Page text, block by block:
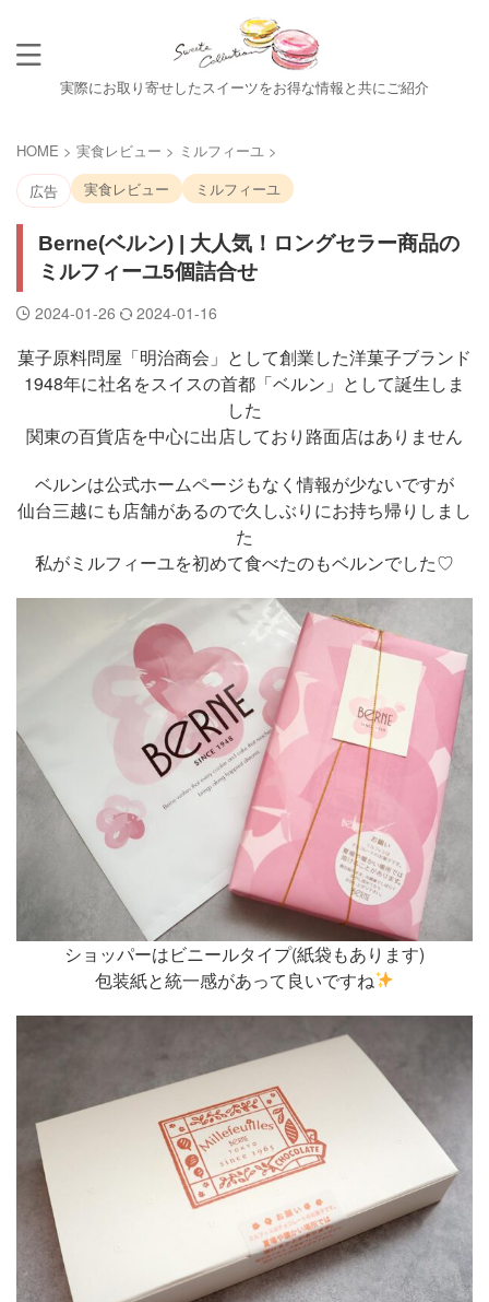
実際にお取り寄せしたスイーツをお得な情報と共にご紹介
HOME > 実食レビュー > ミルフィーユ >
広告
実食レビュー ミルフィーユ
Berne(ベルン) | 大人気！ロングセラー商品の
ミルフィーユ5個詰合せ
2024-01-26 2024-01-16
菓子原料問屋「明治商会」として創業した洋菓子ブランド
1948年に社名をスイスの首都「ベルン」として誕生しま
した
関東の百貨店を中心に出店しており路面店はありません
ベルンは公式ホームページもなく情報が少ないですが
仙台三越にも店舗があるので久しぶりにお持ち帰りしまし
た
私がミルフィーユを初めて食べたのもベルンでした♡
ショッパーはビニールタイプ(紙袋もあります)
包装紙と統一感があって良いですね